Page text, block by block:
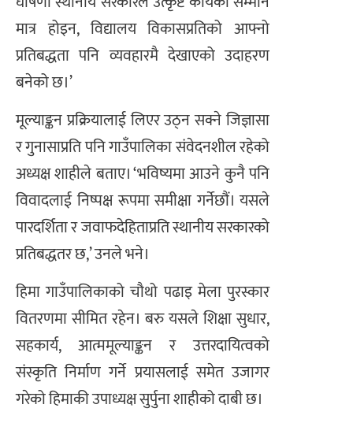
मात्र होइन, विद्यालय विकासप्रतिको आफ्नो
प्रतिबद्धता पनि व्यवहारमै देखाएको उदाहरण
बनेको छ।’
मूल्याङ्कन प्रक्रियालाई लिएर उठ्न सक्ने जिज्ञासा
र गुनासाप्रति पनि गाउँपालिका संवेदनशील रहेको
अध्यक्ष शाहीले बताए। ‘भविष्यमा आउने कुनै पनि
विवादलाई निष्पक्ष रूपमा समीक्षा गर्नेछौं। यसले
पारदर्शिता र जवाफदेहिताप्रति स्थानीय सरकारको
प्रतिबद्धतर छ,’ उनले भने।
हिमा गाउँपालिकाको चौथो पढाइ मेला पुरस्कार
वितरणमा सीमित रहेन। बरु यसले शिक्षा सुधार,
सहकार्य, आत्ममूल्याङ्कन र उत्तरदायित्वको
संस्कृति निर्माण गर्ने प्रयासलाई समेत उजागर
गरेको हिमाकी उपाध्यक्ष सुर्पुना शाहीको दाबी छ।